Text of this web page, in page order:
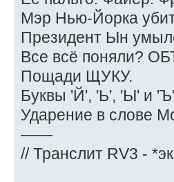
Мэр Нью-Йорка
Президент Ын
Все всё поняли?
Пощади ЩУКУ.
Буквы 'Й', 'Ь', 'Ы' и
Ударение в слове
——
// Транслит RV3 -